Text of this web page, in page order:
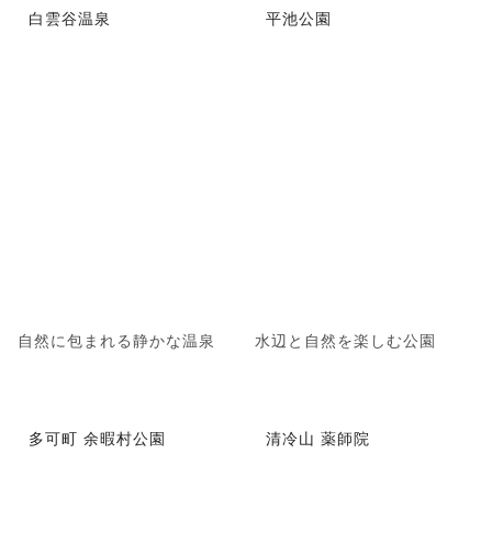
白雲谷温泉
自然に包まれる静かな温泉
平池公園
水辺と自然を楽しむ公園
多可町 余暇村公園 清冷山 薬師院